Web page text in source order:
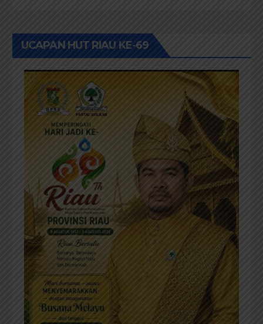
UCAPAN HUT RIAU KE-69